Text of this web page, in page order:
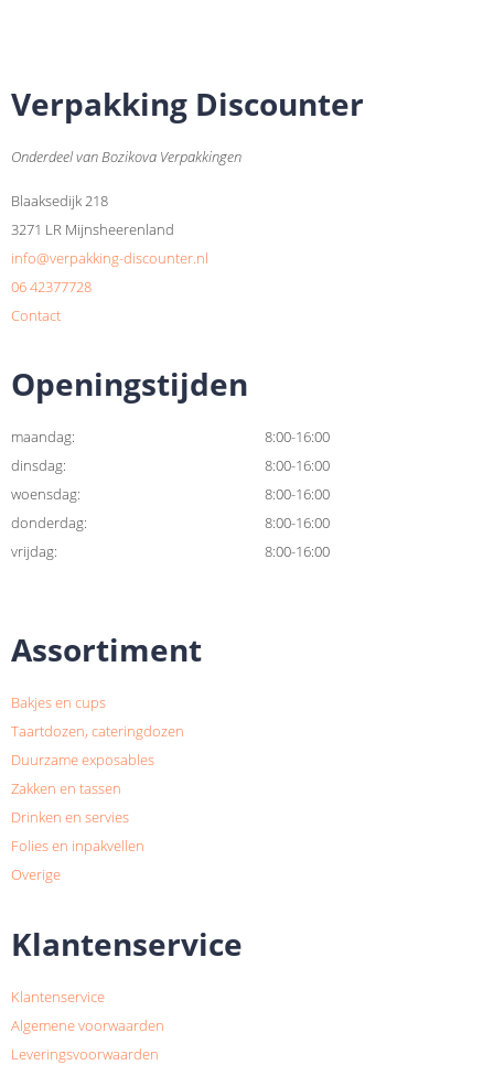
Verpakking Discounter
Onderdeel van Bozikova Verpakkingen
Blaaksedijk 218
3271 LR Mijnsheerenland
info@verpakking-discounter.nl
06 42377728
Contact
Openingstijden
maandag:
8:00-16:00
dinsdag:
8:00-16:00
woensdag:
8:00-16:00
donderdag:
8:00-16:00
vrijdag:
8:00-16:00
Assortiment
Bakjes en cups
Taartdozen, cateringdozen
Duurzame exposables
Zakken en tassen
Drinken en servies
Folies en inpakvellen
Overige
Klantenservice
Klantenservice
Algemene voorwaarden
Leveringsvoorwaarden